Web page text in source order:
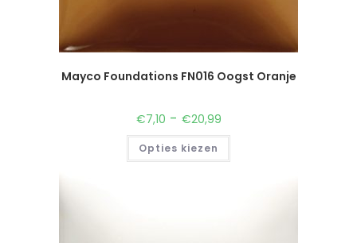
Mayco Foundations FN016 Oogst Oranje
€7,10 - €20,99
Opties kiezen